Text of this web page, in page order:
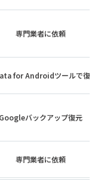
専門業者に依頼
for Androidツールで復元
Googleバックアップ復元
専門業者に依頼